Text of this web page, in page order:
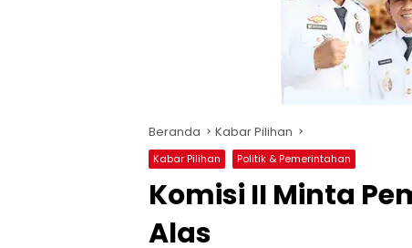
Beranda Kabar Pilihan
Kabar Pilihan Politik & Pemerintahan
Komisi II Minta
Alas